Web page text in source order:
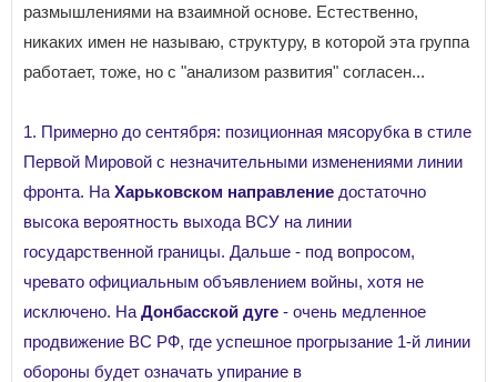
размышлениями на взаимной основе. Естественно,
никаких имен не называю, структуру, в которой эта группа
работает, тоже, но с "анализом развития" согласен...
1. Примерно до сентября: позиционная мясорубка в стиле
Первой Мировой с незначительными изменениями линии
фронта. На Харьковском направление достаточно
высока вероятность выхода ВСУ на линии
государственной границы. Дальше - под вопросом,
чревато официальным объявлением войны, хотя не
исключено. На Донбасской дуге - очень медленное
продвижение ВС РФ, где успешное прогрызание 1-й линии
обороны будет означать упирание в